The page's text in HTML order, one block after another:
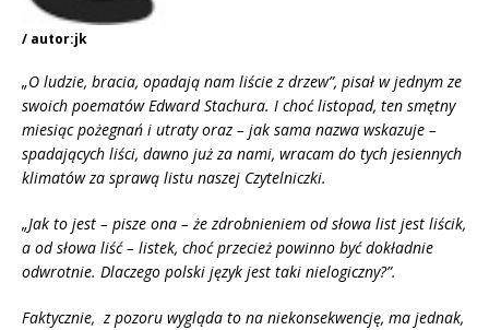
/ autor:jk
„O ludzie, bracia, opadają nam liście z drzew”, pisał w jednym ze
swoich poematów Edward Stachura. I choć listopad, ten smętny
miesiąc pożegnań i utraty oraz – jak sama nazwa wskazuje –
spadających liści, dawno już za nami, wracam do tych jesiennych
klimatów za sprawą listu naszej Czytelniczki.
„Jak to jest – pisze ona – że zdrobnieniem od słowa list jest liścik,
a od słowa liść – listek, choć przecież powinno być dokładnie
odwrotnie. Dlaczego polski język jest taki nielogiczny?”.
Faktycznie, z pozoru wygląda to na niekonsekwencję, ma jednak,